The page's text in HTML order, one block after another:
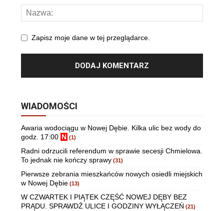
Zapisz moje dane w tej przeglądarce.
WIADOMOŚCI
Awaria wodociągu w Nowej Dębie. Kilka ulic bez wody do
godz. 17:00 N (1)
Radni odrzucili referendum w sprawie secesji Chmielowa.
To jednak nie kończy sprawy (31)
Pierwsze zebrania mieszkańców nowych osiedli miejskich
w Nowej Dębie (13)
W CZWARTEK I PIĄTEK CZĘŚĆ NOWEJ DĘBY BEZ
PRĄDU. SPRAWDŹ ULICE I GODZINY WYŁĄCZEŃ (21)